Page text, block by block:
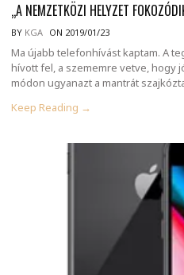
„A NEMZETKÖZI HELYZET
BY KGA ON 2019/01/23
Ma újabb telefonhívást kaptam. A
hívott fel, a szememre vetve, hogy
módon ugyanazt a mantrát
Keep Reading →